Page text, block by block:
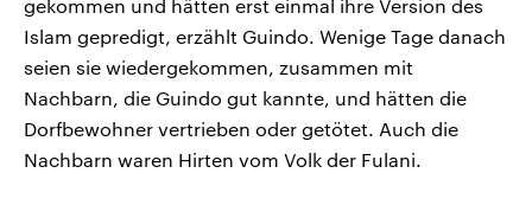
gekommen und hätten erst einmal ihre Version des
Islam gepredigt, erzählt Guindo. Wenige Tage danach
seien sie wiedergekommen, zusammen mit
Nachbarn, die Guindo gut kannte, und hätten die
Dorfbewohner vertrieben oder getötet. Auch die
Nachbarn waren Hirten vom Volk der Fulani.